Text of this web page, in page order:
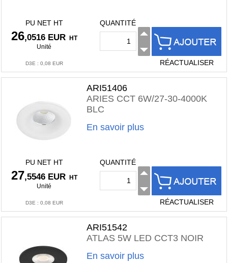
PU NET HT
26,0516 EUR
HT
Unité
D3E : 0,08 EUR
QUANTITÉ
RÉACTUALISER
ARI51406
ARIES CCT 6W/27-30-4000K
BLC
En savoir plus
PU NET HT
27,5546 EUR
HT
Unité
D3E : 0,08 EUR
QUANTITÉ
RÉACTUALISER
ARI51542
ATLAS 5W LED CCT3 NOIR
En savoir plus